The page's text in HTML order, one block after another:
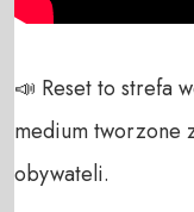
📣 Reset to strefa
medium tworzone
obywateli.